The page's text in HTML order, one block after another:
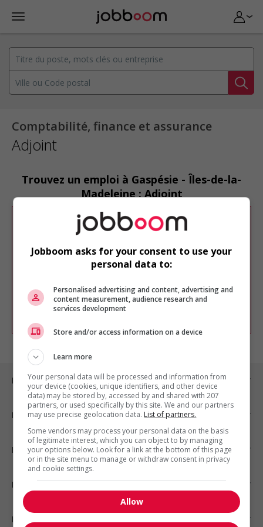
Comptabilité, finance et assurance
Adjoint
Trouvez un emploi à Gaspésie - Îles-de-la-
Madeleine : Adjoint
Désolé, cette recherche n'a produit aucun
résultat.
Veuillez faire une nouvelle recherche.
Vous pouvez en tout temps utiliser nos
chercher un poste selon votre profil
d'intérêt en emploi en vousinscrivant
comme membre Jobboom.
Emplois par ville
Emplois par secteur
Emplois par statut
Emplois par type
Nos suggestions
Jobboom asks for your consent to use your
personal data to:
Personalised advertising and content, advertising and
content measurement, audience research and
services development
Store and/or access information on a device
Learn more
Your personal data will be processed and information from
your device (cookies, unique identifiers, and other device
data) may be stored by, accessed by and shared with 207
partners, or used specifically by this site. We and our partners
may use precise geolocation data. List of partners.
Some vendors may process your personal data on the basis
of legitimate interest, which you can object to by managing
your options below. Look for a link at the bottom of this page
or in the site menu to manage or withdraw consent in privacy
and cookie settings.
Allow